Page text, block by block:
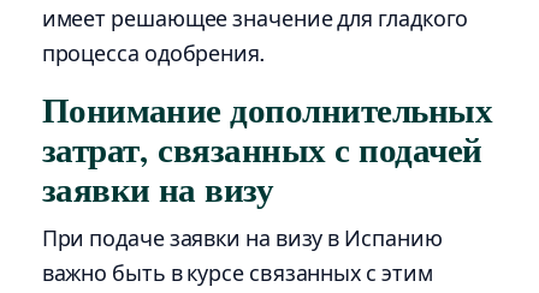
имеет решающее значение для гладкого
процесса одобрения.
Понимание дополнительных
затрат, связанных с подачей
заявки на визу
При подаче заявки на визу в Испанию
важно быть в курсе связанных с этим